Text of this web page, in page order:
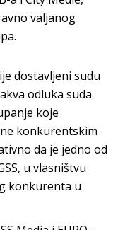
valjanog
dostavljeni sudu
odluka suda
koje
konkurentskim
da je jedno od
u vlasništvu
konkurenta u